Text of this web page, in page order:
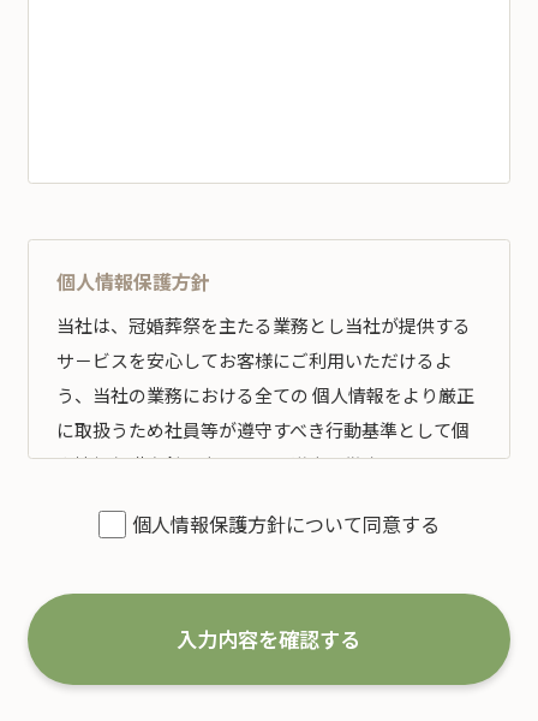
個人情報保護方針
当社は、冠婚葬祭を主たる業務とし当社が提供する
サ－ビスを安心してお客様にご利用いただけるよ
う、当社の業務における全ての 個人情報をより厳正
に取扱うため社員等が遵守すべき行動基準として個
人情報保護方針を定め、その遵守の徹底を図りま
1.事業の内容及び規模を考慮した適切な個人情報
個人情報保護方針について同意する
入力内容を確認する